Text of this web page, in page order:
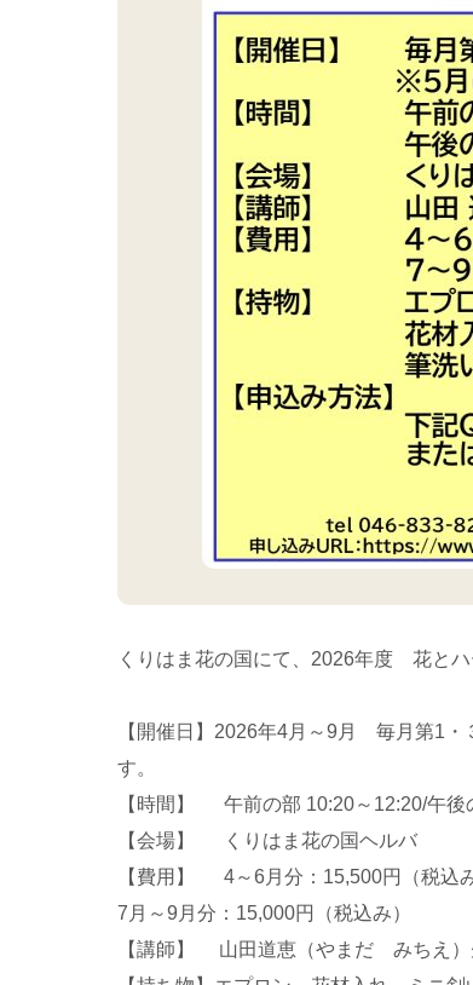
くりはま花の国にて、2026年度 花と
【開催日】2026年4月～9月 毎月第1
す。
【時間】 午前の部 10:20～12:20/午後
【会場】 くりはま花の国ヘルバ
【費用】 4～6月分：15,500円（税込
7月～9月分：15,000円（税込み）
【講師】 山田道恵（やまだ みちえ）